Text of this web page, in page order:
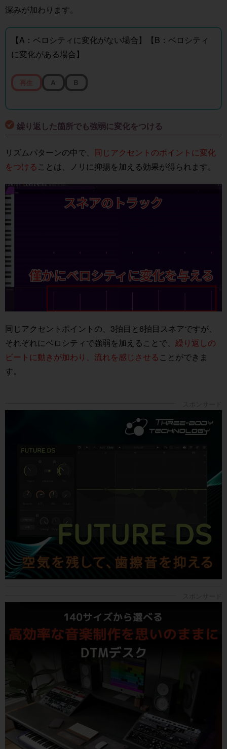
深みが加わります。
【A：ベロシティに変化がない場合】【B：ベロシティ
に変化がある場合】
再生 A B
繰り返した箇所でも強弱に変化をつける
リズムパターンの中で、 同じアクセントのポイントに変化
をつけることは、ノリに抑揚を加える効果が得られます。
同じアクセントポイントの、3拍目と6拍目スネアですが、
それぞれにベロシティで強弱を加えることで、 繰り返しの
ビートに動きが加わり、流れを感じさせることができま
す。